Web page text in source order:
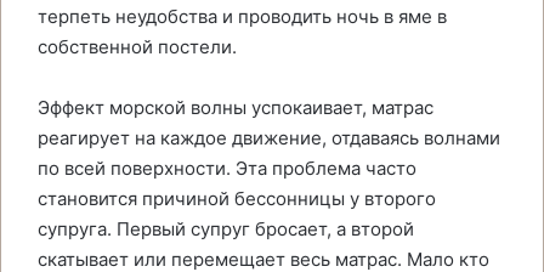
терпеть неудобства и проводить ночь в яме в
собственной постели.
Эффект морской волны успокаивает, матрас
реагирует на каждое движение, отдаваясь волнами
по всей поверхности. Эта проблема часто
становится причиной бессонницы у второго
супруга. Первый супруг бросает, а второй
скатывает или перемещает весь матрас. Мало кто